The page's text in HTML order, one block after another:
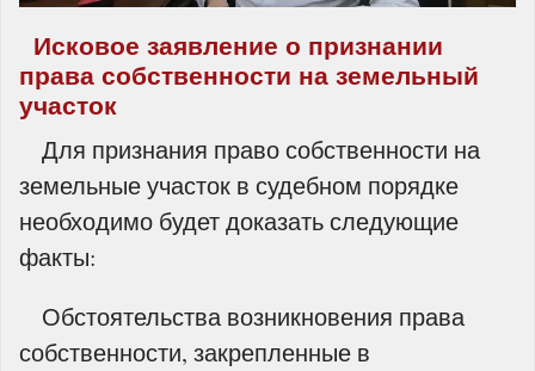
Исковое заявление о признании
права собственности на земельный
участок
Для признания право собственности на
земельные участок в судебном порядке
необходимо будет доказать следующие
факты:
Обстоятельства возникновения права
собственности, закрепленные в